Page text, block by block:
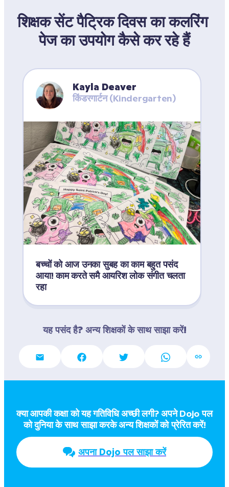
शिक्षक सेंट पैट्रिक दिवस का कलरिंग
पेज का उपयोग कैसे कर रहे हैं
Kayla Deaver
किंडरगार्टन (Kindergarten)
बच्चों को आज उनका सुबह का काम बहुत पसंद
आया! काम करते समै आयरिश लोक संगीत चलता
रहा
यह पसंद है? अन्य शिक्षकों के साथ साझा करें!
क्या आपकी कक्षा को यह गतिविधि अच्छी लगी? अपने Dojo पल
को दुनिया के साथ साझा करके अन्य शिक्षकों को प्रेरित करें!
अपना Dojo पल साझा करें